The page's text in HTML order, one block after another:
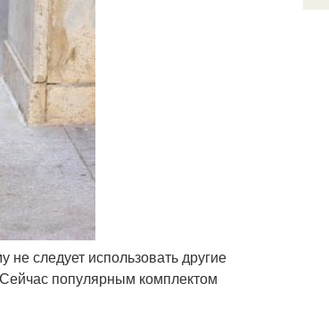
не следует использовать другие
популярным комплектом